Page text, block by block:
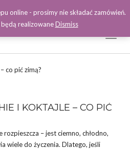
Facebook
I KOKTAJLE – CO PIĆ
– jest ciemno, chłodno,
wiele do życzenia. Dlatego, jeśli
online - prosimy nie składać zamówień.
realizowaneDismiss